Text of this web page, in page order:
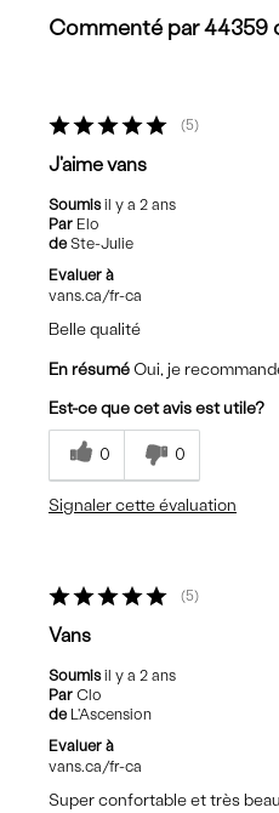
Commenté par 44359
5
J'aime vans
Soumisil y a 2 ans
Par Elo
de Ste-Julie
Evaluer à
vans.ca/fr-ca
Belle qualité
En résumé Oui, je
Est-ce que cet avis est utile?
0 0
Signaler cette évaluation
5
Vans
Soumisil y a 2 ans
Par Clo
de L'Ascension
Evaluer à
vans.ca/fr-ca
Super confortable et très